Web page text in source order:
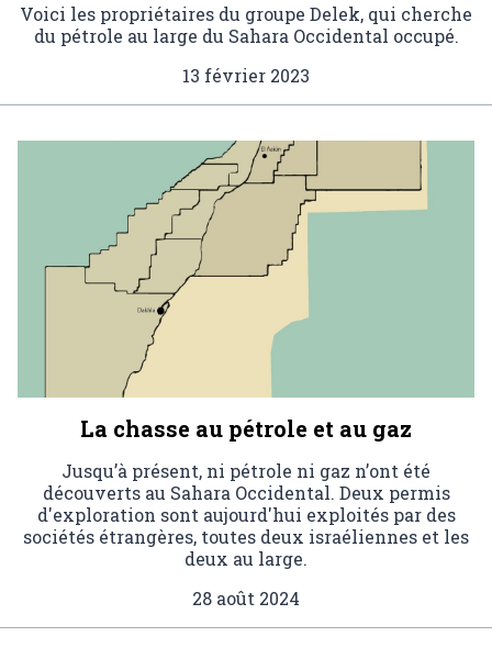
Voici les propriétaires du groupe Delek, qui cherche
du pétrole au large du Sahara Occidental occupé.
13 février 2023
La chasse au pétrole et au gaz
Jusqu’à présent, ni pétrole ni gaz n’ont été
découverts au Sahara Occidental. Deux permis
d'exploration sont aujourd'hui exploités par des
sociétés étrangères, toutes deux israéliennes et les
deux au large.
28 août 2024